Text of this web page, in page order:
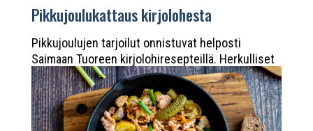
Pikkujoulukattaus kirjolohesta
Pikkujoulujen tarjoilut onnistuvat helposti
Saimaan Tuoreen kirjolohiresepteillä. Herkulliset
kirjolohisushimuffinit, savulohirullat ja
napostelutikut valmistuvat vaivatta.
Kirjolohisushimuffinit 12 kpl Saimaan Tuore
kirjolohifilee 2*150 g 2 dl sushiriisiä ...